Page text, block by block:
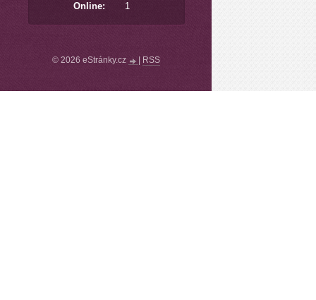
Online: 1
© 2026 eStránky.cz RSS